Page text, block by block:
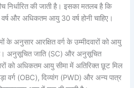
निर्धारित की जाती है। इसका मतलब है कि
और अधिकतम आयु 30 वर्ष होनी चाहिए।
के अनुसार आरक्षित वर्ग के उम्मीदवारों को आयु
अनुसूचित जाति (SC) और अनुसूचित
को अधिकतम आयु सीमा में अतिरिक्त छूट मिल
वर्ग (OBC), दिव्यांग (PWD) और अन्य पात्र